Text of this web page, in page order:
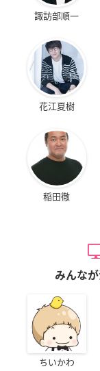
諏訪部順一
花江夏樹
稲田徹
みんな
ちいかわ